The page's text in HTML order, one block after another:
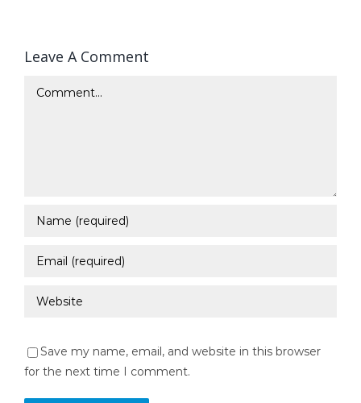
Leave A Comment
Comment
Save my name, email, and website in this browser
for the next time I comment.